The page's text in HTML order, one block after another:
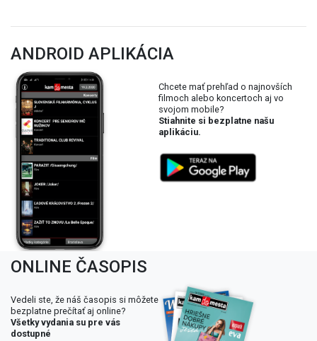
ANDROID APLIKÁCIA
Chcete mať prehľad o najnovších
filmoch alebo koncertoch aj vo
svojom mobile?
Stiahnite si bezplatne našu
aplikáciu.
ONLINE ČASOPIS
Vedeli ste, že náš časopis si môžete
bezplatne prečítať aj online?
Všetky vydania su pre vás
dostupné